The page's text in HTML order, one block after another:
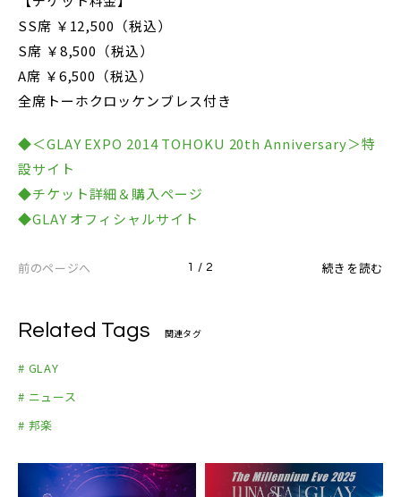
SS席 ￥12,500（税込）
S席 ￥8,500（税込）
A席 ￥6,500（税込）
全席トーホクロッケンブレス付き
◆＜GLAY EXPO 2014 TOHOKU 20th Anniversary＞特
設サイト
◆チケット詳細＆購入ページ
◆GLAY オフィシャルサイト
前のページへ 1 / 2 続きを読む
Related Tags 関連タグ
# GLAY
# ニュース
# 邦楽